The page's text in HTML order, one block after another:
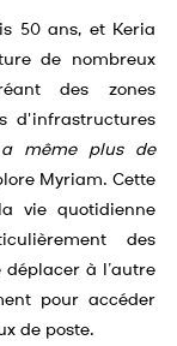
50 ans, et Keria
de nombreux
des zones
d'infrastructures
même plus de
Myriam. Cette
vie quotidienne
des
à l’autre
pour accéder
de poste.